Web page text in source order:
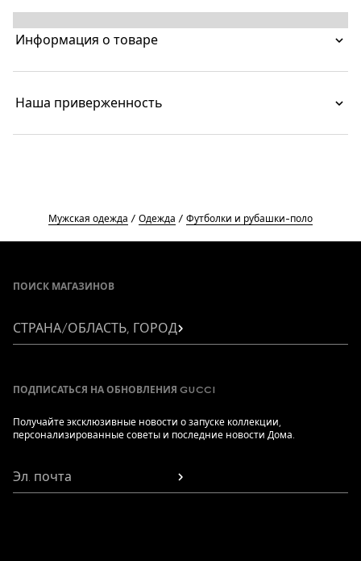
signature Web trim and is finished with an
embroidered logo detail.
Информация о товаре
Наша приверженность
Мужская одежда Одежда Футболки и рубашки-поло
ПОИСК МАГАЗИНОВ
СТРАНА/ОБЛАСТЬ, ГОРОД
ПОДПИСАТЬСЯ НА ОБНОВЛЕНИЯ GUCCI
Получайте эксклюзивные новости о запуске коллекции,
персонализированные советы и последние новости Дома.
Эл. почта